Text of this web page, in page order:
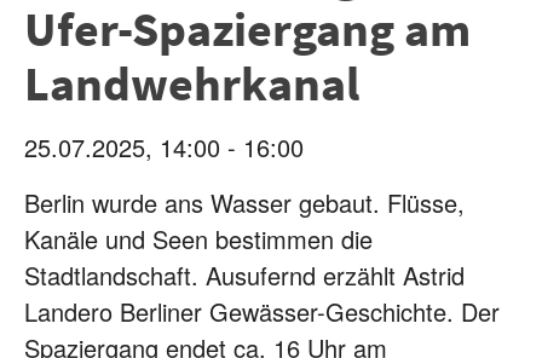
Ufer-Spaziergang am
Landwehrkanal
25.07.2025, 14:00 - 16:00
Berlin wurde ans Wasser gebaut. Flüsse,
Kanäle und Seen bestimmen die
Stadtlandschaft. Ausufernd erzählt Astrid
Landero Berliner Gewässer-Geschichte. Der
Spaziergang endet ca. 16 Uhr am